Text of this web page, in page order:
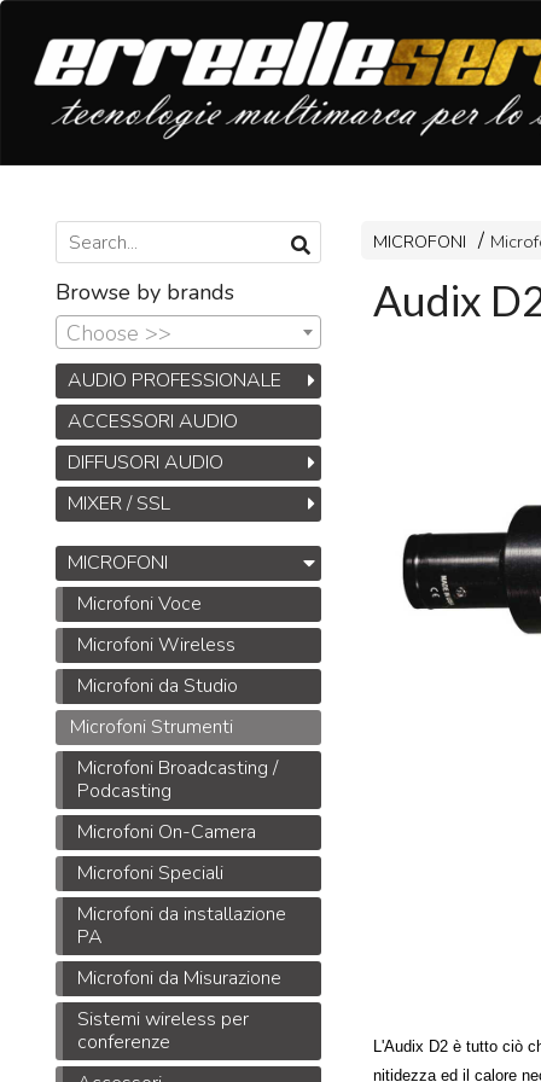
MICROFONI
Audix
L'Audix D2 è tutto ciò
nitidezza ed il calore
Browse by brands
Choose >>
AUDIO PROFESSIONALE
ACCESSORI AUDIO
DIFFUSORI AUDIO
MIXER / SSL
MICROFONI
Microfoni Voce
Microfoni Wireless
Microfoni da Studio
Microfoni Strumenti
Microfoni Broadcasting /
Podcasting
Microfoni On-Camera
Microfoni Speciali
Microfoni da installazione
PA
Microfoni da Misurazione
Sistemi wireless per
conferenze